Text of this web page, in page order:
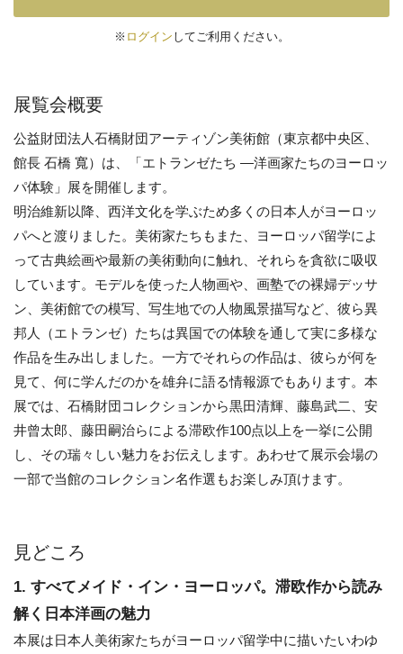
※ ログイン してご利用ください。
展覧会概要
公益財団法人石橋財団アーティゾン美術館（東京都中央区、
館長 石橋 寬）は、「エトランゼたち —洋画家たちのヨーロッ
パ体験」展を開催します。
明治維新以降、西洋文化を学ぶため多くの日本人がヨーロッ
パへと渡りました。美術家たちもまた、ヨーロッパ留学によ
って古典絵画や最新の美術動向に触れ、それらを貪欲に吸収
しています。モデルを使った人物画や、画塾での裸婦デッサ
ン、美術館での模写、写生地での人物風景描写など、彼ら異
邦人（エトランゼ）たちは異国での体験を通して実に多様な
作品を生み出しました。一方でそれらの作品は、彼らが何を
見て、何に学んだのかを雄弁に語る情報源でもあります。本
展では、石橋財団コレクションから黒田清輝、藤島武二、安
井曾太郎、藤田嗣治らによる滞欧作100点以上を一挙に公開
し、その瑞々しい魅力をお伝えします。あわせて展示会場の
一部で当館のコレクション名作選もお楽しみ頂けます。
見どころ
1. すべてメイド・イン・ヨーロッパ。滞欧作から読み
解く日本洋画の魅力
本展は日本人美術家たちがヨーロッパ留学中に描いたいわゆ